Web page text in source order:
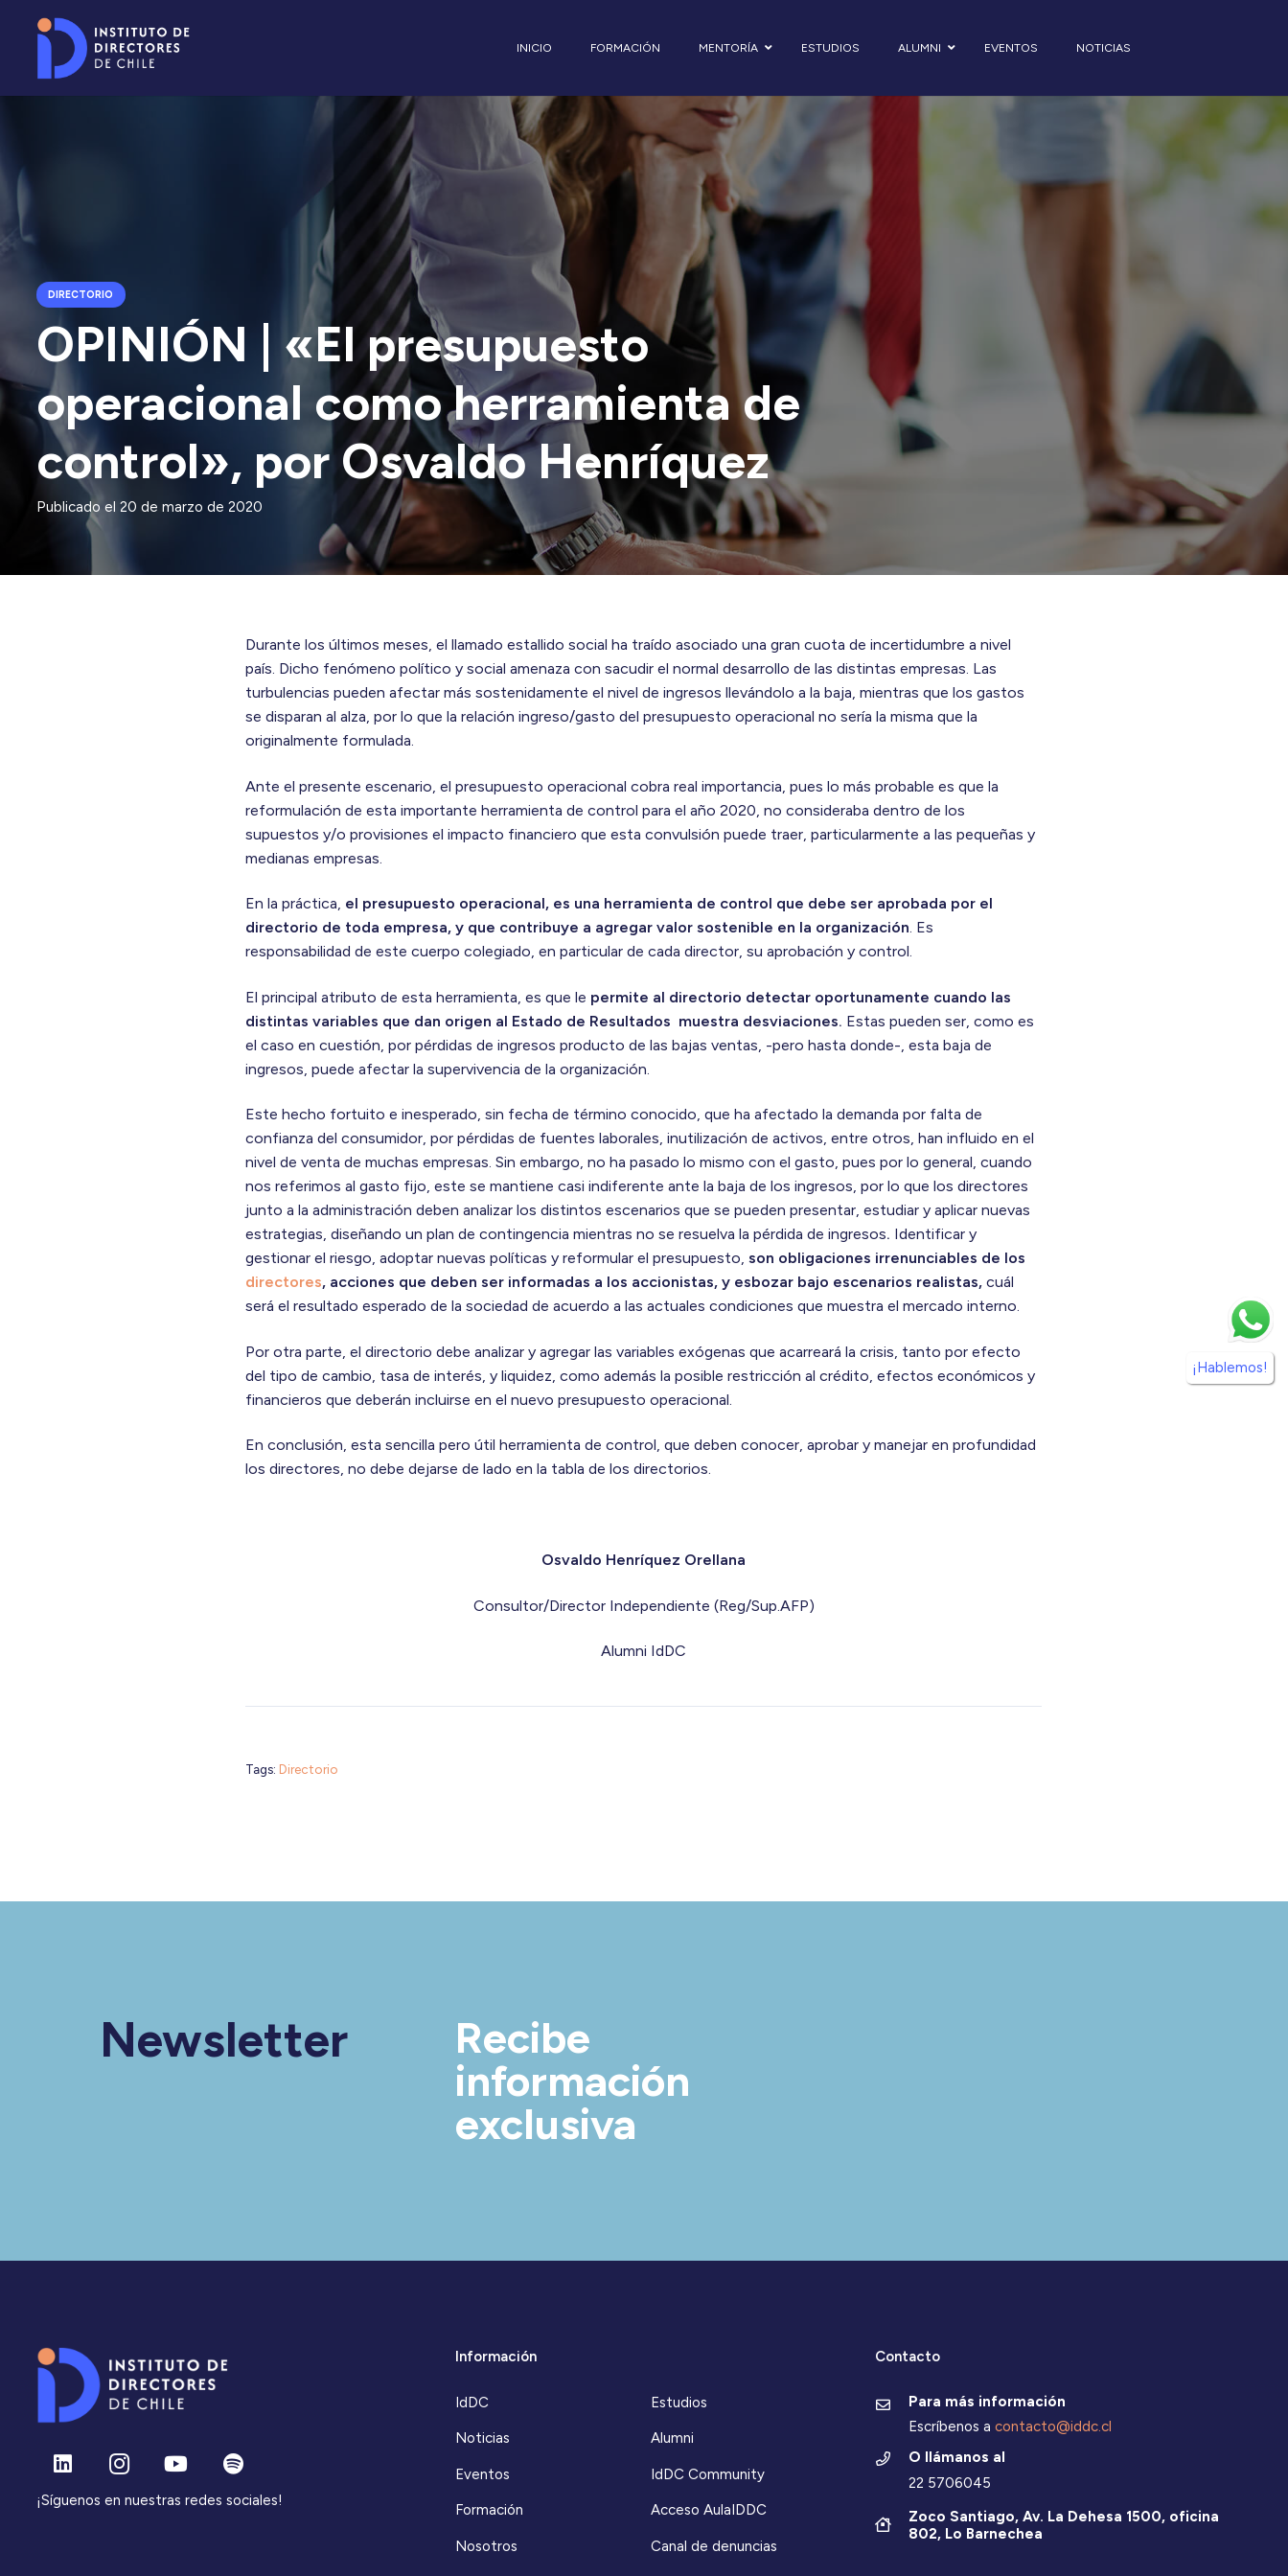
INICIO FORMACIÓN MENTORÍA ESTUDIOS ALUMNI EVENTOS NOTICIAS
DIRECTORIO
OPINIÓN | «El presupuesto
operacional como herramienta de
control», por Osvaldo Henríquez
Publicado el 20 de marzo de 2020
Durante los últimos meses, el llamado estallido social ha traído asociado una gran cuota de incertidumbre a nivel
país. Dicho fenómeno político y social amenaza con sacudir el normal desarrollo de las distintas empresas. Las
turbulencias pueden afectar más sostenidamente el nivel de ingresos llevándolo a la baja, mientras que los gastos
se disparan al alza, por lo que la relación ingreso/gasto del presupuesto operacional no sería la misma que la
originalmente formulada.
Ante el presente escenario, el presupuesto operacional cobra real importancia, pues lo más probable es que la
reformulación de esta importante herramienta de control para el año 2020, no consideraba dentro de los
supuestos y/o provisiones el impacto financiero que esta convulsión puede traer, particularmente a las pequeñas y
medianas empresas.
En la práctica, el presupuesto operacional, es una herramienta de control que debe ser aprobada por el
directorio de toda empresa, y que contribuye a agregar valor sostenible en la organización. Es
responsabilidad de este cuerpo colegiado, en particular de cada director, su aprobación y control.
El principal atributo de esta herramienta, es que le permite al directorio detectar oportunamente cuando las
distintas variables que dan origen al Estado de Resultados muestra desviaciones. Estas pueden ser, como es
el caso en cuestión, por pérdidas de ingresos producto de las bajas ventas, -pero hasta donde-, esta baja de
ingresos, puede afectar la supervivencia de la organización.
Este hecho fortuito e inesperado, sin fecha de término conocido, que ha afectado la demanda por falta de
confianza del consumidor, por pérdidas de fuentes laborales, inutilización de activos, entre otros, han influido en el
nivel de venta de muchas empresas. Sin embargo, no ha pasado lo mismo con el gasto, pues por lo general, cuando
nos referimos al gasto fijo, este se mantiene casi indiferente ante la baja de los ingresos, por lo que los directores
junto a la administración deben analizar los distintos escenarios que se pueden presentar, estudiar y aplicar nuevas
estrategias, diseñando un plan de contingencia mientras no se resuelva la pérdida de ingresos. Identificar y
gestionar el riesgo, adoptar nuevas políticas y reformular el presupuesto, son obligaciones irrenunciables de los
directores, acciones que deben ser informadas a los accionistas, y esbozar bajo escenarios realistas, cuál
será el resultado esperado de la sociedad de acuerdo a las actuales condiciones que muestra el mercado interno.
Por otra parte, el directorio debe analizar y agregar las variables exógenas que acarreará la crisis, tanto por efecto
del tipo de cambio, tasa de interés, y liquidez, como además la posible restricción al crédito, efectos económicos y
financieros que deberán incluirse en el nuevo presupuesto operacional.
En conclusión, esta sencilla pero útil herramienta de control, que deben conocer, aprobar y manejar en profundidad
los directores, no debe dejarse de lado en la tabla de los directorios.
Osvaldo Henríquez Orellana
Consultor/Director Independiente (Reg/Sup.AFP)
Alumni IdDC
Tags: Directorio
Newsletter
Recibe
información
exclusiva
¡Síguenos en nuestras redes sociales!
Información
IdDC
Noticias
Eventos
Formación
Nosotros
Estudios
Alumni
IdDC Community
Acceso AulaIDDC
Canal de denuncias
Contacto
Para más información
Escríbenos a contacto@iddc.cl
O llámanos al
22 5706045
Zoco Santiago, Av. La Dehesa 1500, oficina
802, Lo Barnechea
¡Hablemos!